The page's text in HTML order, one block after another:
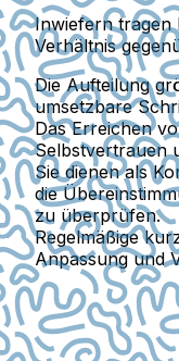
Inwiefern tragen
Verhältnis
Die Aufteilung
umsetzbare
Das Erreichen
Selbstvertrauen
Sie dienen als
die
zu überprüfen.
Regelmäßige
Anpassung und